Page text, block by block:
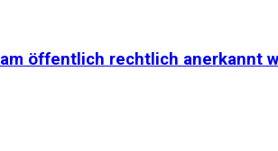
öffentlich rechtlich anerkannt